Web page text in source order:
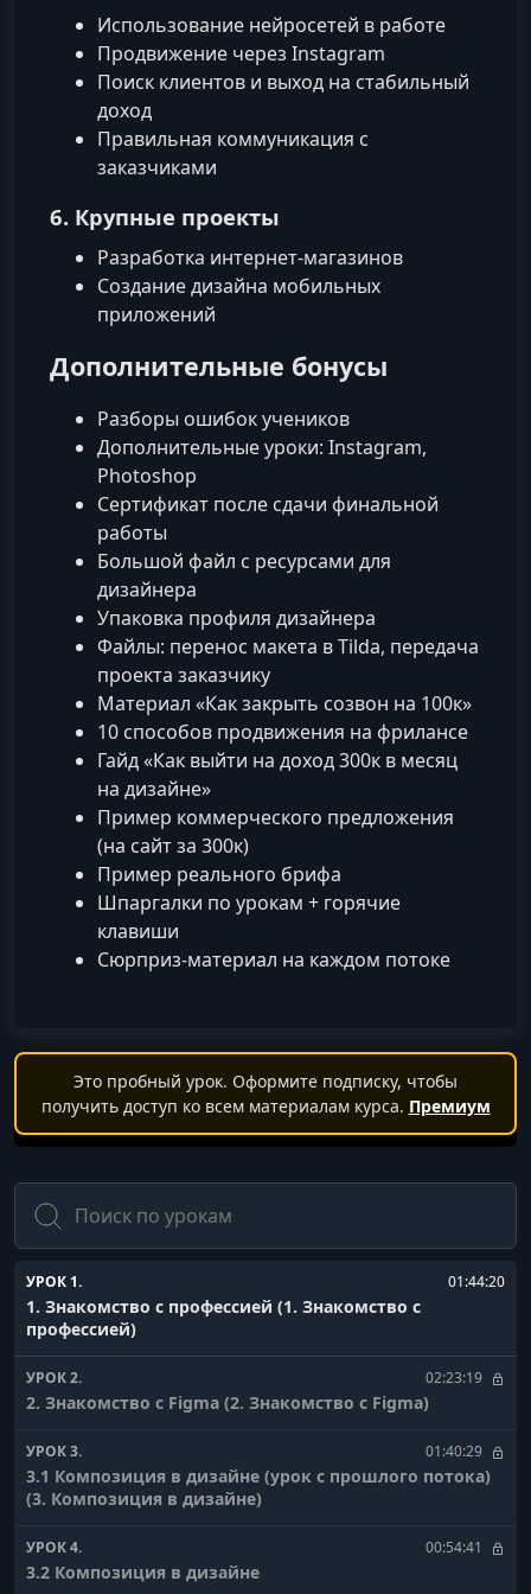
Использование нейросетей в работе
Продвижение через Instagram
Поиск клиентов и выход на стабильный
доход
Правильная коммуникация с
заказчиками
6. Крупные проекты
Разработка интернет-магазинов
Создание дизайна мобильных
приложений
Дополнительные бонусы
Разборы ошибок учеников
Дополнительные уроки: Instagram,
Photoshop
Сертификат после сдачи финальной
работы
Большой файл с ресурсами для
дизайнера
Упаковка профиля дизайнера
Файлы: перенос макета в Tilda, передача
проекта заказчику
Материал «Как закрыть созвон на 100к»
10 способов продвижения на фрилансе
Гайд «Как выйти на доход 300к в месяц
на дизайне»
Пример коммерческого предложения
(на сайт за 300к)
Пример реального брифа
Шпаргалки по урокам + горячие
клавиши
Сюрприз-материал на каждом потоке
Это пробный урок. Оформите подписку, чтобы
получить доступ ко всем материалам курса. Премиум
Поиск
УРОК 1. 01:44:20
1. Знакомство с профессией (1. Знакомство с
профессией)
УРОК 2. 02:23:19
2. Знакомство с Figma (2. Знакомство с Figma)
УРОК 3. 01:40:29
3.1 Композиция в дизайне (урок с прошлого потока)
(3. Композиция в дизайне)
УРОК 4. 00:54:41
3.2 Композиция в дизайне